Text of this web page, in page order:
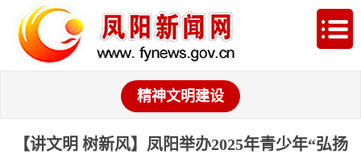
精神文明建设
【讲文明 树新风】凤阳举办2025年青少年“弘扬